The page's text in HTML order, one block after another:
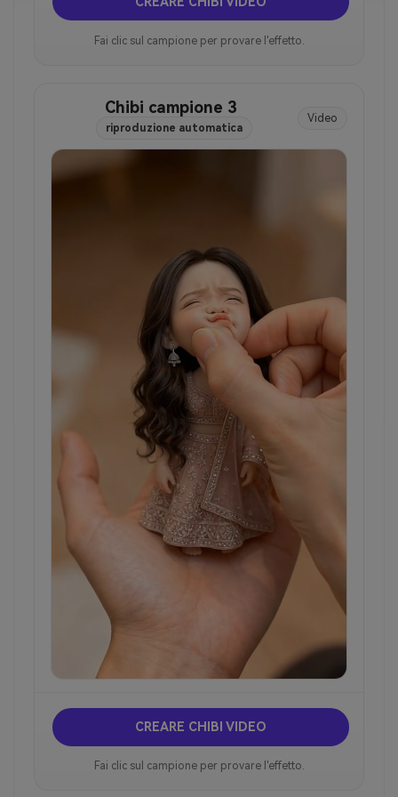
Fai clic sul campione per provare l'effetto.
Chibi campione 3
riproduzione automatica
Video
CREARE CHIBI VIDEO
Fai clic sul campione per provare l'effetto.